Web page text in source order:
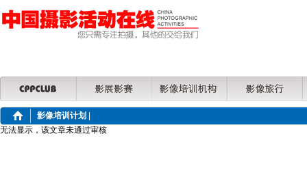
影像培训计划
无法显示，该文章未通过审核